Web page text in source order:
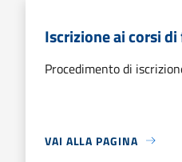
Iscrizione ai corsi
Procedimento di
VAI ALLA PAGINA